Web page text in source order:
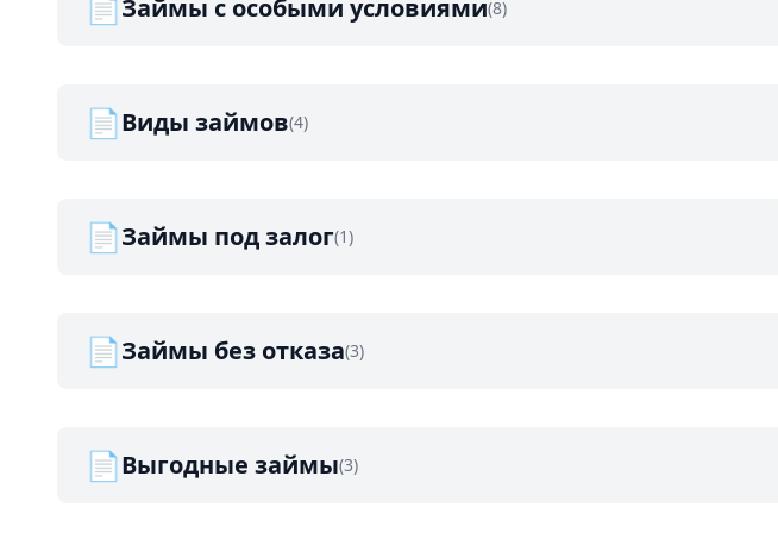
Займы с особыми условиями(8)
📄Виды займов(4)
📄Займы под залог(1)
📄Займы без отказа(3)
📄Выгодные займы(3)